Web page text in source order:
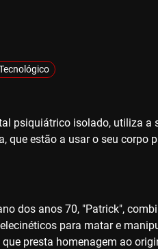
psiquiátrico isolado, utiliza a
que estão a usar o seu corpo
dos anos 70, "Patrick",
para matar e
presta homenagem ao